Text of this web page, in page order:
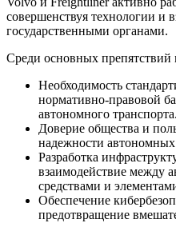
совершенствуя технологии и
государственными органами.
Среди основных
Необходимость
нормативно-правовой
автономного транспорта.
Доверие общества и
надежности автономных
Разработка
взаимодействие между
средствами и
Обеспечение
предотвращение